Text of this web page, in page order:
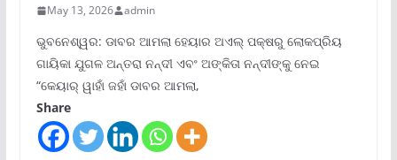
May 13, 2026 admin
ଭୁବନେଶ୍ୱର: ଡାବର ଆମଲା ହେୟାର ଅଏଲ୍ ପକ୍ଷରୁ ଲୋକପ୍ରିୟ
ଗାୟିକା ଯୁଗଳ ଅନ୍ତରା ନନ୍ଦୀ ଏବଂ ଅଙ୍କିତା ନନ୍ଦୀଙ୍କୁ ନେଇ
“କେୟାର୍ ୱାହାଁ ଜହାଁ ଡାବର ଆମଲା,
Share